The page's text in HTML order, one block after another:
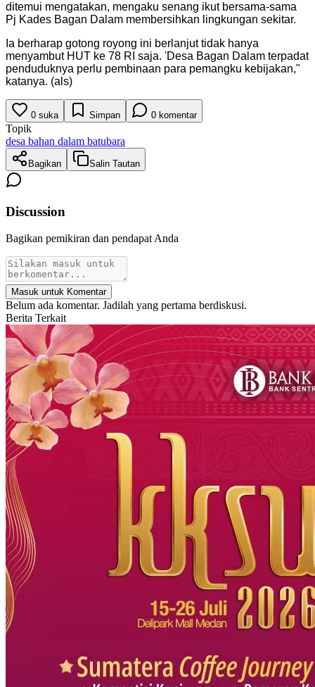
ditemui mengatakan, mengaku senang ikut bersama-sama
Pj Kades Bagan Dalam membersihkan lingkungan sekitar.
Ia berharap gotong royong ini berlanjut tidak hanya
menyambut HUT ke 78 RI saja. 'Desa Bagan Dalam terpadat
penduduknya perlu pembinaan para pemangku kebijakan,"
katanya. (als)
0 suka Simpan 0 komentar
Topik
desa bahan dalam batubara
Bagikan Salin Tautan
Discussion
Bagikan pemikiran dan pendapat Anda
Masuk untuk Komentar
Belum ada komentar. Jadilah yang pertama berdiskusi.
Berita Terkait